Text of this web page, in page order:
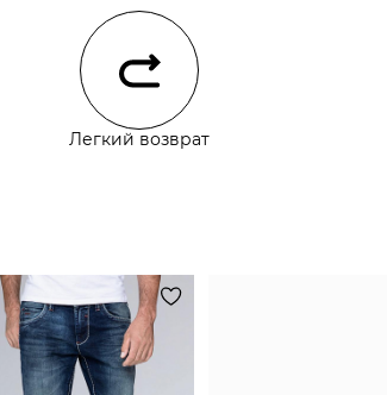
Легкий возврат